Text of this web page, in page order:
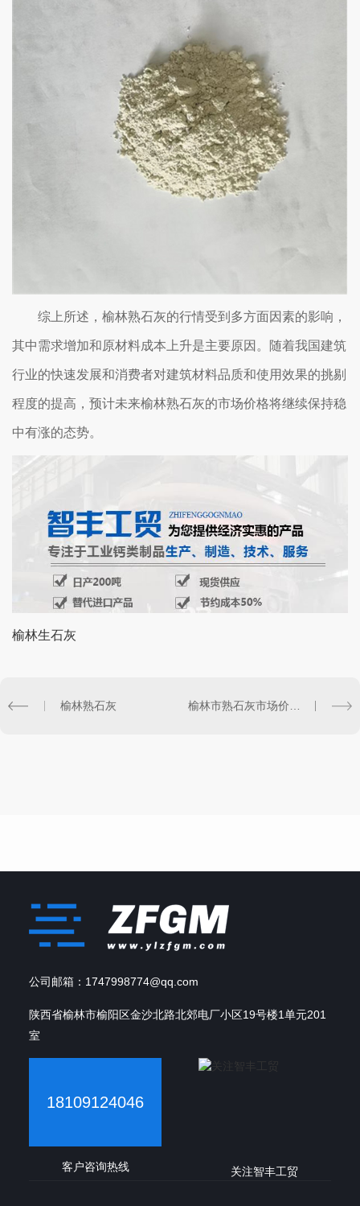
综上所述，榆林熟石灰的行情受到多方面因素的影响，
其中需求增加和原材料成本上升是主要原因。随着我国建筑
行业的快速发展和消费者对建筑材料品质和使用效果的挑剔
程度的提高，预计未来榆林熟石灰的市场价格将继续保持稳
中有涨的态势。
榆林生石灰
榆林熟石灰 榆林市熟石灰市场价格解析
公司邮箱：1747998774@qq.com
陕西省榆林市榆阳区金沙北路北郊电厂小区19号楼1单元201
室
18109124046
客户咨询热线 关注智丰工贸